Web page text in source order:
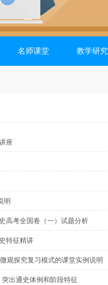
名师课堂 教学研究
座
明
考全国卷（一）试题分析
特征精讲
观探究复习模式的课堂实例说明
出通史体例和阶段特征